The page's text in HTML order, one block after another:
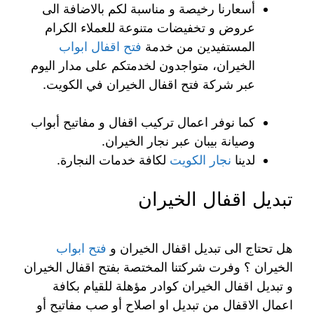
أسعارنا رخيصة و مناسبة لكم بالاضافة الى
عروض و تخفيضات متنوعة للعملاء الكرام
المستفيدين من خدمة فتح اقفال ابواب
الخيران، متواجدون لخدمتكم على مدار اليوم
عبر شركة فتح اقفال الخيران في الكويت.
كما نوفر اعمال تركيب اقفال و مفاتيح أبواب
وصيانة بيبان عبر نجار الخيران.
لدينا نجار الكويت لكافة خدمات النجارة.
تبديل اقفال الخيران
هل تحتاج الى تبديل اقفال الخيران و فتح ابواب
الخيران ؟ وفرت شركتنا المختصة بفتح اقفال الخيران
و تبديل اقفال الخيران كوادر مؤهلة للقيام بكافة
اعمال الاقفال من تبديل او اصلاح أو صب مفاتيح أو